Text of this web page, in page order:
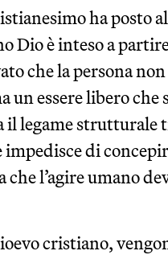
ha posto
Dio è inteso a
che la persona
un essere libero che
il legame strutturale
di
che l’agire umano
cristiano,